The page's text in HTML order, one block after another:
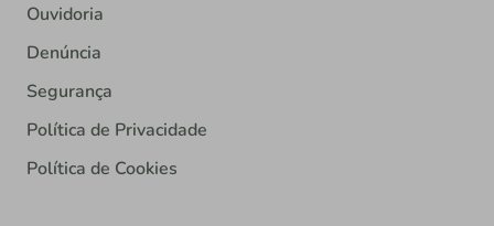
Ouvidoria
Denúncia
Segurança
Política de Privacidade
Política de Cookies